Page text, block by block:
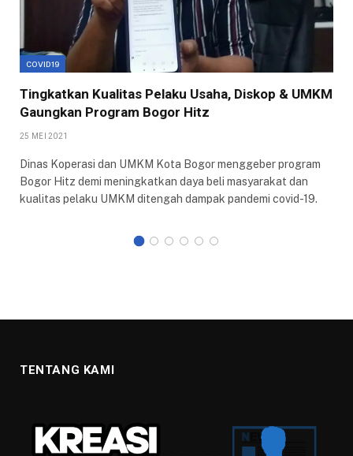
COVID19
Tingkatkan Kualitas Pelaku Usaha, Diskop & UMKM
Gaungkan Program Bogor Hitz
25 MEI 2021
Dinas Koperasi dan UMKM Kota Bogor menggeber program
Bogor Hitz demi meningkatkan daya beli masyarakat dan
kualitas pelaku UMKM ditengah dampak pandemi covid-19.
TENTANG KAMI